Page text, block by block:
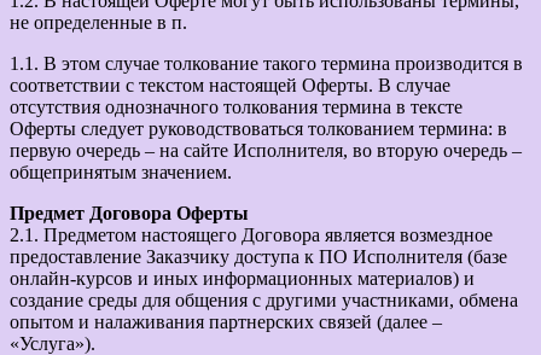
не определенные в п.
1.1. В этом случае толкование такого термина производится в
соответствии с текстом настоящей Оферты. В случае
отсутствия однозначного толкования термина в тексте
Оферты следует руководствоваться толкованием термина: в
первую очередь – на сайте Исполнителя, во вторую очередь –
общепринятым значением.
Предмет Договора Оферты
2.1. Предметом настоящего Договора является возмездное
предоставление Заказчику доступа к ПО Исполнителя (базе
онлайн-курсов и иных информационных материалов) и
создание среды для общения с другими участниками, обмена
опытом и налаживания партнерских связей (далее –
«Услуга»).